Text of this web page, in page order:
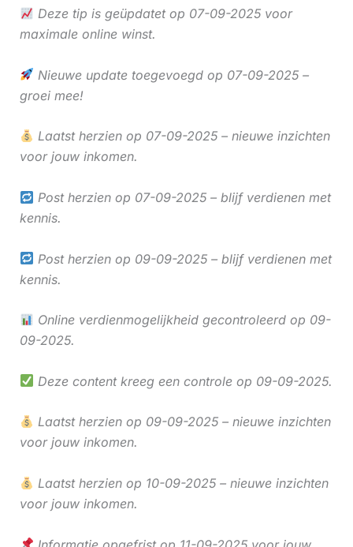
Deze tip is geüpdatet op 07-09-2025 voor
maximale online winst.
Nieuwe update toegevoegd op 07-09-2025 –
groei mee!
Laatst herzien op 07-09-2025 – nieuwe inzichten
voor jouw inkomen.
Post herzien op 07-09-2025 – blijf verdienen met
kennis.
Post herzien op 09-09-2025 – blijf verdienen met
kennis.
Online verdienmogelijkheid gecontroleerd op 09-
09-2025.
Deze content kreeg een controle op 09-09-2025.
Laatst herzien op 09-09-2025 – nieuwe inzichten
voor jouw inkomen.
Laatst herzien op 10-09-2025 – nieuwe inzichten
voor jouw inkomen.